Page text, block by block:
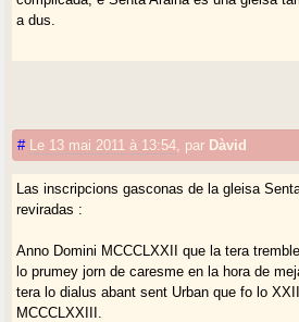
a dus.
# Le 13 mai 2011 à 13:54 par Dàvid
Las inscripcions gasconas de la gleisa
reviradas :
Anno Domini MCCCLXXII que la tera
lo prumey jorn de caresme en la hora de
tera lo dialus abant sent Urban que fo lo
MCCCLXXIII.